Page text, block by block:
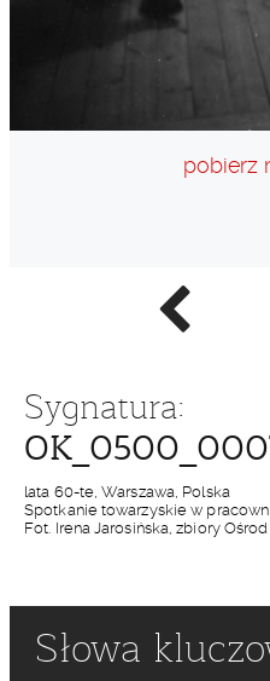
Poprzednie
zdjęcie
pobierz
Sygnatura:
lata 60-te, Warszawa, Polska
Spotkanie towarzyskie w
Fot. Irena Jarosińska, zbiory
Słowa